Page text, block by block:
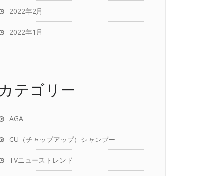
2022年2月
2022年1月
カテゴリー
AGA
CU（チャップアップ）シャンプー
TVニューストレンド